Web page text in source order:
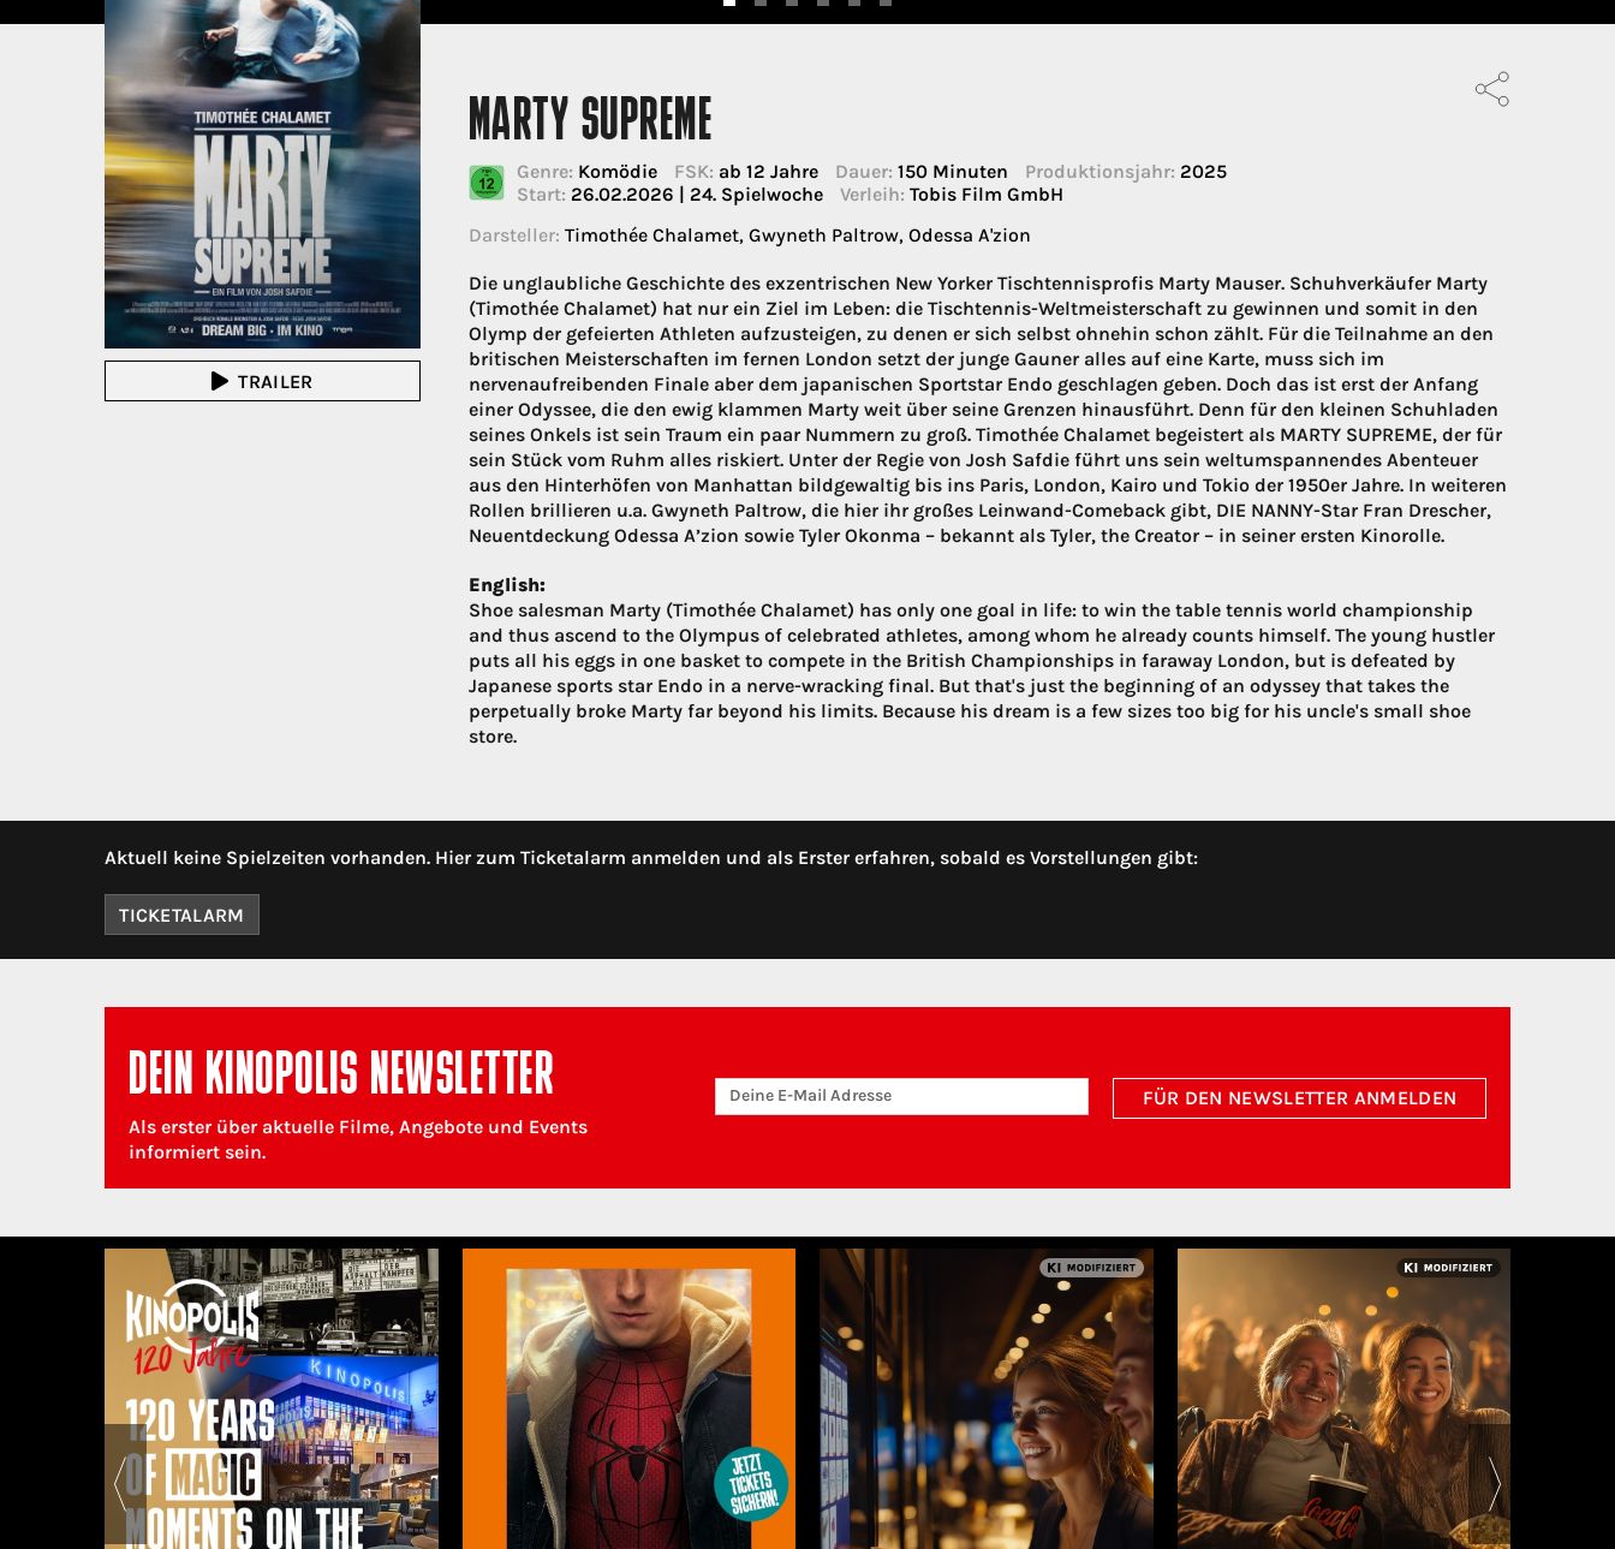
TRAILER
MARTY SUPREME
Genre: Komödie FSK: ab 12 Jahre Dauer: 150 Minuten Produktionsjahr: 2025
Start: 26.02.2026 | 24. Spielwoche Verleih: Tobis Film GmbH
Darsteller: Timothée Chalamet, Gwyneth Paltrow, Odessa A'zion
Die unglaubliche Geschichte des exzentrischen New Yorker Tischtennisprofis Marty Mauser. Schuhverkäufer Marty
(Timothée Chalamet) hat nur ein Ziel im Leben: die Tischtennis-Weltmeisterschaft zu gewinnen und somit in den
Olymp der gefeierten Athleten aufzusteigen, zu denen er sich selbst ohnehin schon zählt. Für die Teilnahme an den
britischen Meisterschaften im fernen London setzt der junge Gauner alles auf eine Karte, muss sich im
nervenaufreibenden Finale aber dem japanischen Sportstar Endo geschlagen geben. Doch das ist erst der Anfang
einer Odyssee, die den ewig klammen Marty weit über seine Grenzen hinausführt. Denn für den kleinen Schuhladen
seines Onkels ist sein Traum ein paar Nummern zu groß. Timothée Chalamet begeistert als MARTY SUPREME, der für
sein Stück vom Ruhm alles riskiert. Unter der Regie von Josh Safdie führt uns sein weltumspannendes Abenteuer
aus den Hinterhöfen von Manhattan bildgewaltig bis ins Paris, London, Kairo und Tokio der 1950er Jahre. In weiteren
Rollen brillieren u.a. Gwyneth Paltrow, die hier ihr großes Leinwand-Comeback gibt, DIE NANNY-Star Fran Drescher,
Neuentdeckung Odessa A’zion sowie Tyler Okonma – bekannt als Tyler, the Creator – in seiner ersten Kinorolle.
English:
Shoe salesman Marty (Timothée Chalamet) has only one goal in life: to win the table tennis world championship
and thus ascend to the Olympus of celebrated athletes, among whom he already counts himself. The young hustler
puts all his eggs in one basket to compete in the British Championships in faraway London, but is defeated by
Japanese sports star Endo in a nerve-wracking final. But that's just the beginning of an odyssey that takes the
perpetually broke Marty far beyond his limits. Because his dream is a few sizes too big for his uncle's small shoe
store.
Aktuell keine Spielzeiten vorhanden. Hier zum Ticketalarm anmelden und als Erster erfahren, sobald es Vorstellungen gibt:
TICKETALARM
DEIN KINOPOLIS NEWSLETTER
Als erster über aktuelle Filme, Angebote und Events
informiert sein.
FÜR DEN NEWSLETTER ANMELDEN